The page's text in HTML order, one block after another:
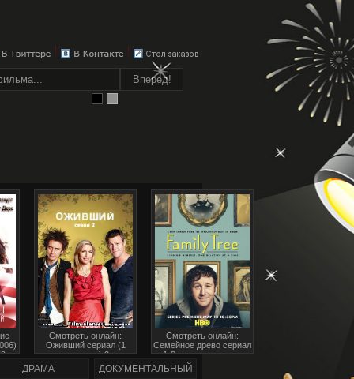
ДРАМА ДОКУМЕНТАЛЬНЫЙ
Смотреть онлайн:
Оживший сериал (1
сезон полность) 2 сезон
1-10 серия смотреть
онлайн / Spirited
Смотреть онлайн:
Семейное древо сериал
1-8 серия смотреть
онлайн (2013) / Family